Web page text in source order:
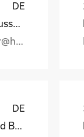
DE
DE
kb-endlos, Kroiss und Bichler